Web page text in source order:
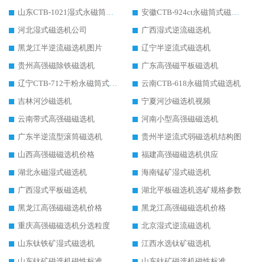
山东CTB-1021湿式永磁筒式磁选机
安徽CTB-924ct永磁筒式磁选机
河北湿式磁选机公司
广西湿式逆流磁选机
黑龙江半逆流磁选机图片
辽宁半逆流式磁选机
贵州高强磁除铁磁选机
广东高强磁平板磁选机
辽宁CTB-712干粉永磁筒式磁选机
云南CTB-618永磁筒式磁选机
吉林河沙磁选机
宁夏河沙磁选机视频
云南带式高强磁磁选机
河南小型高强磁磁选机
广东半逆流型滚筒磁选机
贵州半逆流式弱磁选机结构图
山西高强磁磁选机价格
福建高强磁磁选机供应
湖北永磁湿式磁选机
海南锰矿湿式磁选机
广西湿式平板磁选机
湖北平板磁选机选矿规格参数
黑龙江高强磁磁选机价格
黑龙江高强磁磁选机价格
重庆高强磁磁选机分选粒度
北京湿式逆流磁选机
山东钛铁矿湿式磁选机
江西水选钛矿磁选机